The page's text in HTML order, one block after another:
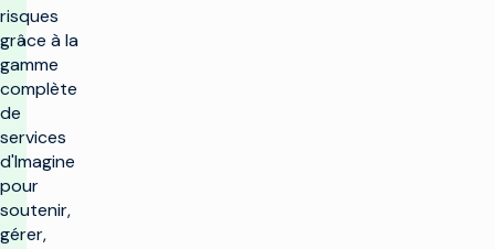
risques
grâce à la
gamme
complète
de
services
d'Imagine
pour
soutenir,
gérer,